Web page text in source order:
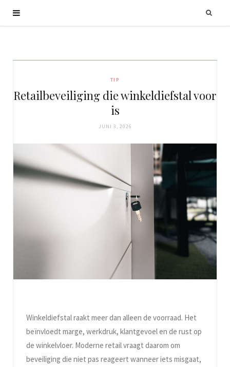
TIP
Retailbeveiliging die winkeldiefstal voor
is
JUNI 3, 2026
Winkeldiefstal raakt meer dan alleen de voorraad. Het
beïnvloedt marge, werkdruk, klantgevoel en de rust op
de winkelvloer. Moderne retail vraagt daarom om
beveiliging die niet pas reageert wanneer iets misgaat,